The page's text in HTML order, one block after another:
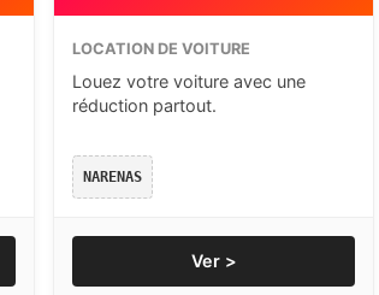
LOCATION DE VOITURE
Louez votre voiture avec une
réduction partout.
NARENAS
Ver >